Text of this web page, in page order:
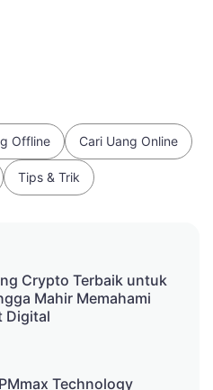
Offline Cari Uang Online
Tips & Trik
Crypto Terbaik untuk
Mahir Memahami
Digital
Technology